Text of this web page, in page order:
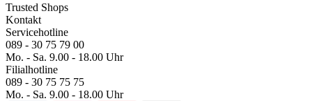
Trusted Shops
Kontakt
Servicehotline
089 - 30 75 79 00
Mo. - Sa. 9.00 - 18.00 Uhr
Filialhotline
089 - 30 75 75 75
Mo. - Sa. 9.00 - 18.00 Uhr